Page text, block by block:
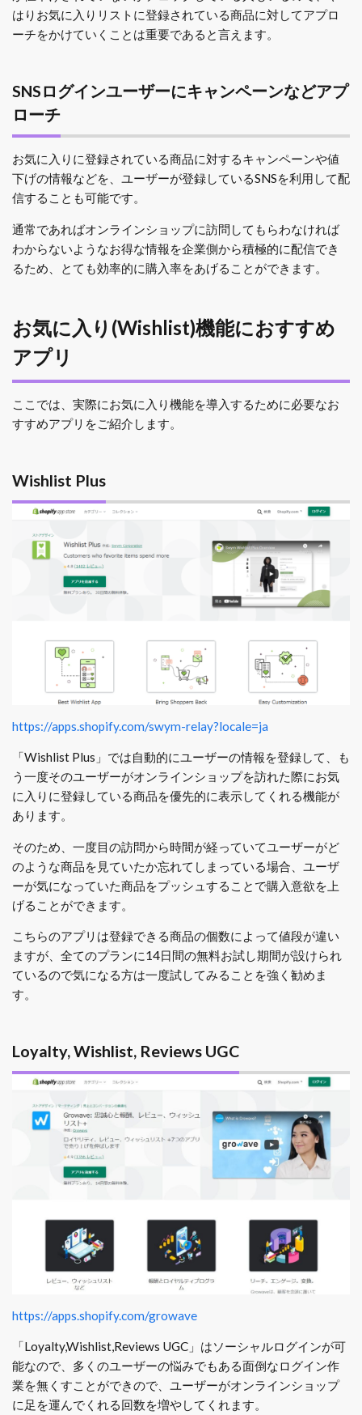
はりお気に入りリストに登録されている商品に対してアプロ
ーチをかけていくことは重要であると言えます。
SNSログインユーザーにキャンペーンなどアプ
ローチ
お気に入りに登録されている商品に対するキャンペーンや値
下げの情報などを、ユーザーが登録しているSNSを利用して配
信することも可能です。
通常であればオンラインショップに訪問してもらわなければ
わからないようなお得な情報を企業側から積極的に配信でき
るため、とても効率的に購入率をあげることができます。
お気に入り(Wishlist)機能におすすめ
アプリ
ここでは、実際にお気に入り機能を導入するために必要なお
すすめアプリをご紹介します。
Wishlist Plus
https://apps.shopify.com/swym-relay?locale=ja
「Wishlist Plus」では自動的にユーザーの情報を登録して、も
う一度そのユーザーがオンラインショップを訪れた際にお気
に入りに登録している商品を優先的に表示してくれる機能が
あります。
そのため、一度目の訪問から時間が経っていてユーザーがど
のような商品を見ていたか忘れてしまっている場合、ユーザ
ーが気になっていた商品をプッシュすることで購入意欲を上
げることができます。
こちらのアプリは登録できる商品の個数によって値段が違い
ますが、全てのプランに14日間の無料お試し期間が設けられ
ているので気になる方は一度試してみることを強く勧めま
す。
Loyalty, Wishlist, Reviews UGC
https://apps.shopify.com/growave
「Loyalty,Wishlist,Reviews UGC」はソーシャルログインが可
能なので、多くのユーザーの悩みでもある面倒なログイン作
業を無くすことができので、ユーザーがオンラインショップ
に足を運んでくれる回数を増やしてくれます。